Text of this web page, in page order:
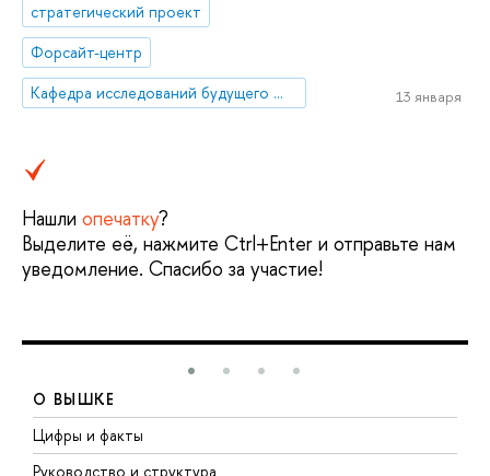
стратегический проект
Форсайт-центр
Кафедра исследований будущего ЮНЕСКО
13 января
Нашли опечатку?
Выделите её, нажмите Ctrl+Enter и отправьте нам
уведомление. Спасибо за участие!
О ВЫШКЕ
Цифры и факты
Руководство и структура